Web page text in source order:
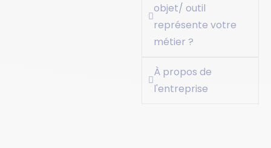
objet/ outil
représente votre
métier ?
À propos de
l'entreprise